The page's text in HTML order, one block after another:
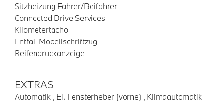
Sitzheizung Fahrer/Beifahrer
Connected Drive Services
Kilometertacho
Entfall Modellschriftzug
Reifendruckanzeige
EXTRAS
Automatik , El. Fensterheber (vorne) , Klimaautomatik